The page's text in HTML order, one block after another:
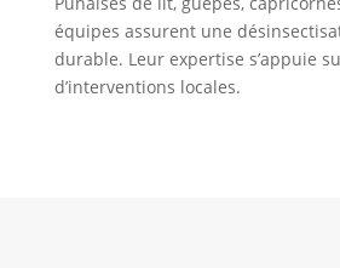
équipes assurent une
durable. Leur expertise s’appuie
d’interventions locales.